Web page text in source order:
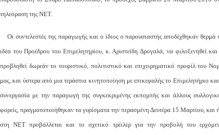
τηλεόραση της ΝΕΤ.
Οι συντελεστές της παραγωγής και ο ίδιος ο παρουσιαστής αποδέχθηκαν θερμά
ιδέα του Προέδρου του Επιμελητηρίου, κ. Αριστείδη Δρογαλά, να φιλοξενηθεί
προβληθεί δωρεάν το τουριστικό, πολιτιστικό και επιχειρηματικό προφίλ του
μας, και ύστερα από μια τεράστια κινητοποίηση με επικεφαλής το Επιμελητήριο
συνεργασία με την παραγωγή της συγκεκριμένης εκπομπής και άλλους
φορείς, πραγματοποιήθηκαν τα γυρίσματα την περασμένη Δευτέρα 15 Μαρτίου, και
στη ΝΕΤ προβάλλεται και το σχετικό τρέιλερ για την προβολή του